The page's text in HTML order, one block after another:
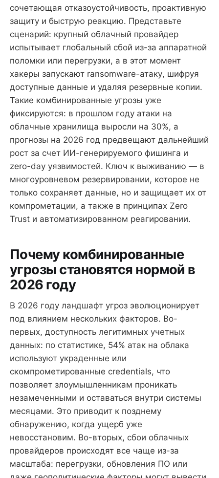
сочетающая отказоустойчивость, проактивную
защиту и быструю реакцию. Представьте
сценарий: крупный облачный провайдер
испытывает глобальный сбой из-за аппаратной
поломки или перегрузки, а в этот момент
хакеры запускают ransomware-атаку, шифруя
доступные данные и удаляя резервные копии.
Такие комбинированные угрозы уже
фиксируются: в прошлом году атаки на
облачные хранилища выросли на 30%, а
прогнозы на 2026 год предвещают дальнейший
рост за счет ИИ-генерируемого фишинга и
zero-day уязвимостей. Ключ к выживанию — в
многоуровневом резервировании, которое не
только сохраняет данные, но и защищает их от
компрометации, а также в принципах Zero
Trust и автоматизированном реагировании.
Почему комбинированные
угрозы становятся нормой в
2026 году
В 2026 году ландшафт угроз эволюционирует
под влиянием нескольких факторов. Во-
первых, доступность легитимных учетных
данных: по статистике, 54% атак на облака
используют украденные или
скомпрометированные credentials, что
позволяет злоумышленникам проникать
незамеченными и оставаться внутри системы
месяцами. Это приводит к позднему
обнаружению, когда ущерб уже
невосстановим. Во-вторых, сбои облачных
провайдеров происходят все чаще из-за
масштаба: перегрузки, обновления ПО или